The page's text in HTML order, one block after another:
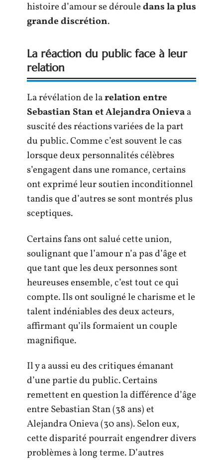
histoire d’amour se dérouledans la plus
grande discrétion.
La réaction du public face à leur
relation
La révélation de larelation entre
Sebastian Stan et Alejandra Onievaa
suscité des réactions variées de la part
du public. Comme c’est souvent le cas
lorsque deux personnalités célèbres
s’engagent dans une romance, certains
ont exprimé leur soutien inconditionnel
tandis que d’autres se sont montrés plus
sceptiques.
Certains fans ont salué cette union,
soulignant que l’amour n’a pas d’âge et
que tant que les deux personnes sont
heureuses ensemble, c’est tout ce qui
compte. Ils ont souligné le charisme et le
talent indéniables des deux acteurs,
affirmant qu’ils formaient un couple
magnifique.
Il y a aussi eu des critiques émanant
d’une partie du public. Certains
remettent en question la différence d’âge
entre Sebastian Stan (38 ans) et
Alejandra Onieva (30 ans). Selon eux,
cette disparité pourrait engendrer divers
problèmes à long terme. D’autres